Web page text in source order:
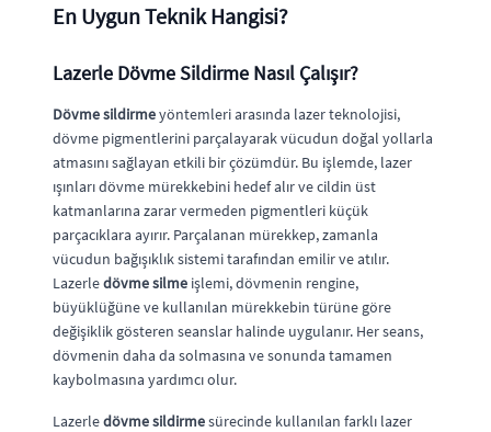
En Uygun Teknik Hangisi?
Lazerle Dövme Sildirme Nasıl Çalışır?
Dövme sildirmeyöntemleri arasında lazer teknolojisi,
dövme pigmentlerini parçalayarak vücudun doğal yollarla
atmasını sağlayan etkili bir çözümdür. Bu işlemde, lazer
ışınları dövme mürekkebini hedef alır ve cildin üst
katmanlarına zarar vermeden pigmentleri küçük
parçacıklara ayırır. Parçalanan mürekkep, zamanla
vücudun bağışıklık sistemi tarafından emilir ve atılır.
Lazerledövme silme işlemi, dövmenin rengine,
büyüklüğüne ve kullanılan mürekkebin türüne göre
değişiklik gösteren seanslar halinde uygulanır. Her seans,
dövmenin daha da solmasına ve sonunda tamamen
kaybolmasına yardımcı olur.
Lazerledövme sildirmesürecinde kullanılan farklı lazer